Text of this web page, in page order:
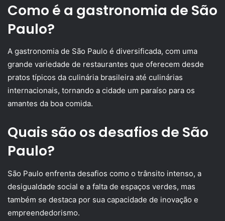
Como é a gastronomia de São
Paulo?
A gastronomia de São Paulo é diversificada, com uma
grande variedade de restaurantes que oferecem desde
pratos típicos da culinária brasileira até culinárias
internacionais, tornando a cidade um paraíso para os
amantes da boa comida.
Quais são os desafios de São
Paulo?
São Paulo enfrenta desafios como o trânsito intenso, a
desigualdade social e a falta de espaços verdes, mas
também se destaca por sua capacidade de inovação e
empreendedorismo.